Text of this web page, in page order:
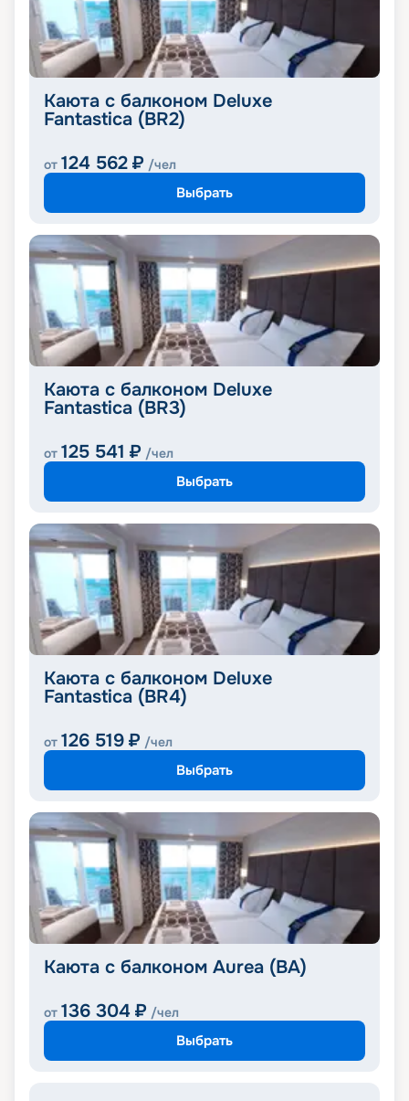
Каюта с балконом Deluxe
Fantastica (BR2)
от 124 562 ₽ /чел
Выбрать
Каюта с балконом Deluxe
Fantastica (BR3)
от 125 541 ₽ /чел
Выбрать
Каюта с балконом Deluxe
Fantastica (BR4)
от 126 519 ₽ /чел
Выбрать
Каюта с балконом Aurea (BA)
от 136 304 ₽ /чел
Выбрать